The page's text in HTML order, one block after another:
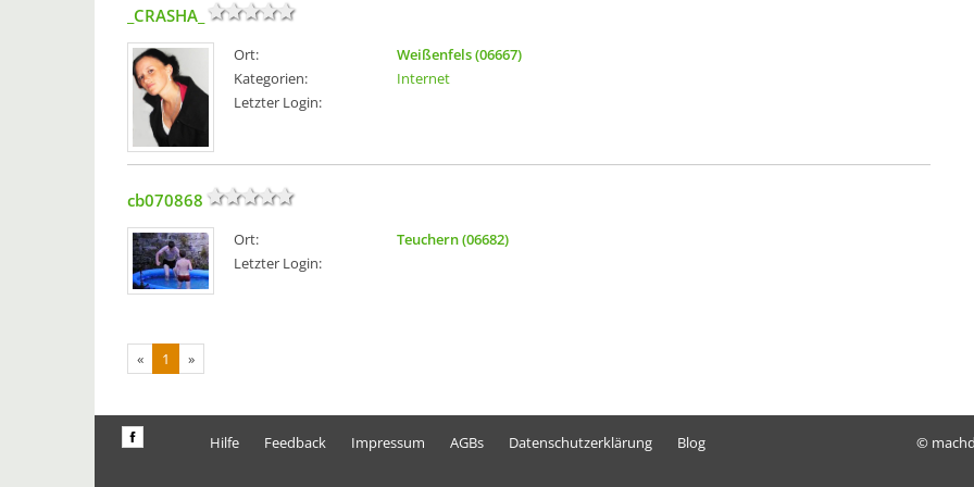
_CRASHA_
Ort:
Weißenfels (06667)
Kategorien:
Internet
Letzter Login:
cb070868
Ort:
Teuchern (06682)
Letzter Login:
« 1 »
Hilfe Feedback Impressum AGBs Datenschutzerklärung Blog ©